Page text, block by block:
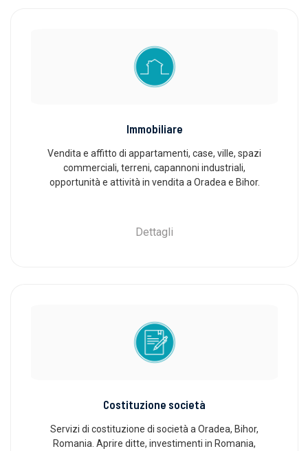
Immobiliare
Vendita e affitto di appartamenti, case, ville, spazi
commerciali, terreni, capannoni industriali,
opportunità e attività in vendita a Oradea e Bihor.
Dettagli
Costituzione società
Servizi di costituzione di società a Oradea, Bihor,
Romania. Aprire ditte, investimenti in Romania,